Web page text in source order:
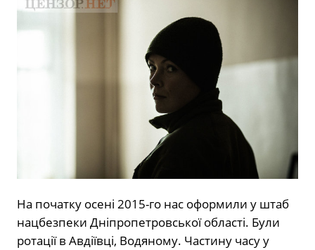
На початку осені 2015-го нас оформили у штаб
нацбезпеки Дніпропетровської області. Були
ротації в Авдіївці, Водяному. Частину часу у